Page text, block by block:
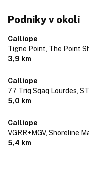
Podniky v okolí
Calliope
Tigne Point, The Point
3,9 km
Calliope
77 Triq Sqaq Lourdes,
5,0 km
Calliope
VGRR+MGV, Shoreline
5,4 km